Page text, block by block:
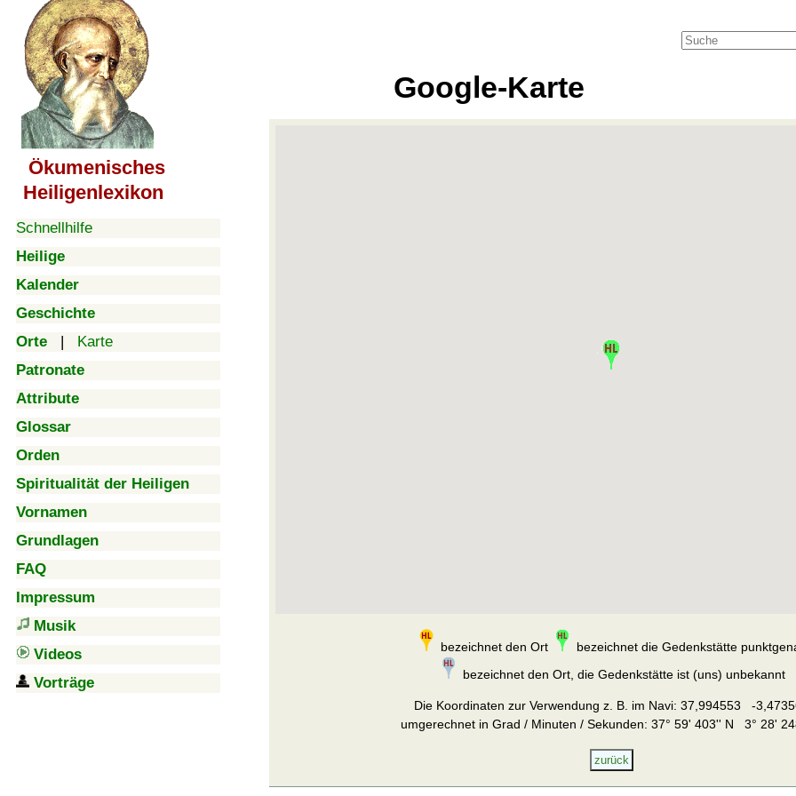
Ökumenisches
Heiligenlexikon
Schnellhilfe
Heilige
Kalender
Geschichte
Orte | Karte
Patronate
Attribute
Glossar
Orden
Spiritualität der Heiligen
Vornamen
Grundlagen
FAQ
Impressum
Musik
Videos
Vorträge
Google-Karte
bezeichnet den Ort
bezeichnet die Gedenkstätte
bezeichnet den Ort, die Gedenkstätte ist (uns) unbekannt
Die Koordinaten zur Verwendung z. B. im Navi: 37,994553 -
umgerechnet in Grad / Minuten / Sekunden: 37° 59' 403'' N 3° 28'